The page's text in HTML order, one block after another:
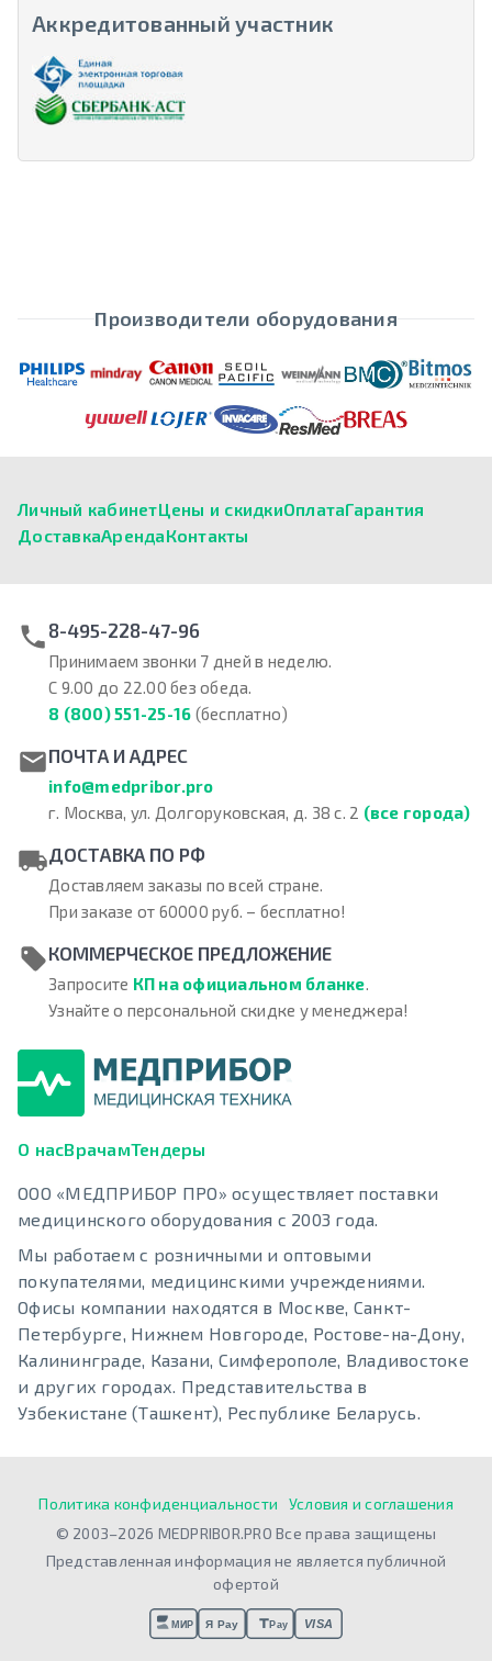
Аккредитованный участник
Производители оборудования
Личный кабинетЦены и скидкиОплатаГарантия
ДоставкаАрендаКонтакты
8-495-228-47-96
Принимаем звонки 7 дней в неделю.
С 9.00 до 22.00 без обеда.
8 (800) 551-25-16 (бесплатно)
ПОЧТА И АДРЕС
info@medpribor.pro
г. Москва, ул. Долгоруковская, д. 38 с. 2 (все города)
ДОСТАВКА ПО РФ
Доставляем заказы по всей стране.
При заказе от 60000 руб. – бесплатно!
КОММЕРЧЕСКОЕ ПРЕДЛОЖЕНИЕ
Запросите КП на официальном бланке.
Узнайте о персональной скидке у менеджера!
О насВрачамТендеры
ООО «МЕДПРИБОР ПРО» осуществляет поставки
медицинского оборудования с 2003 года.
Мы работаем с розничными и оптовыми
покупателями, медицинскими учреждениями.
Офисы компании находятся в Москве, Санкт-
Петербурге, Нижнем Новгороде, Ростове-на-Дону,
Калининграде, Казани, Симферополе, Владивостоке
и других городах. Представительства в
Узбекистане (Ташкент), Республике Беларусь.
Политика конфиденциальности
Условия и соглашения
© 2003–2026 MEDPRIBOR.PRO Все права защищены
Представленная информация не является публичной
офертой
МИР Я Pay Pay VISA